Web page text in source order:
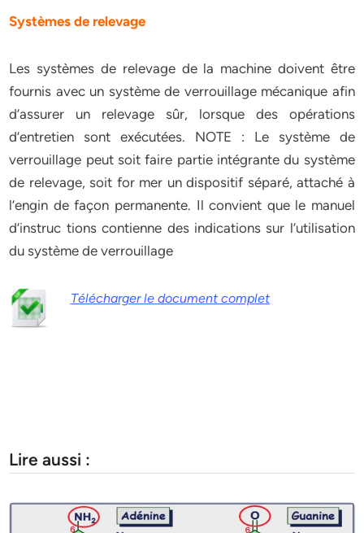
Systèmes de relevage
Les systèmes de relevage de la machine doivent être
fournis avec un système de verrouillage mécanique afin
d’assurer un relevage sûr, lorsque des opérations
d’entretien sont exécutées. NOTE : Le système de
verrouillage peut soit faire partie intégrante du système
de relevage, soit for mer un dispositif séparé, attaché à
l’engin de façon permanente. Il convient que le manuel
d’instruc tions contienne des indications sur l’utilisation
du système de verrouillage
Télécharger le document complet
Lire aussi :